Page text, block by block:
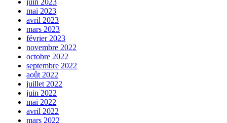
mai 2023
avril 2023
mars 2023
février 2023
novembre 2022
octobre 2022
septembre 2022
août 2022
juillet 2022
juin 2022
mai 2022
avril 2022
mars 2022